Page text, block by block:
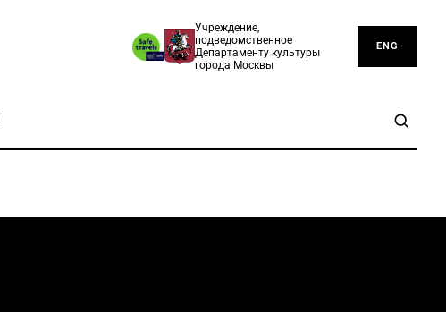
Учреждение,
подведомственное
Департаменту культуры
города Москвы
ENG